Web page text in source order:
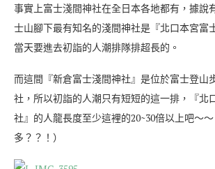
事實上富士淺間神社在全日本各地都有，據說
士山腳下最有知名的淺間神社是『北口本宮富
當天要進去初詣的人潮排隊排超長的。
而這間『新倉富士淺間神社』是位於富士登山
社，所以初詣的人潮只有短短的這一排，『北
社』的人龍長度至少這裡的20~30倍以上吧～
多？？！）